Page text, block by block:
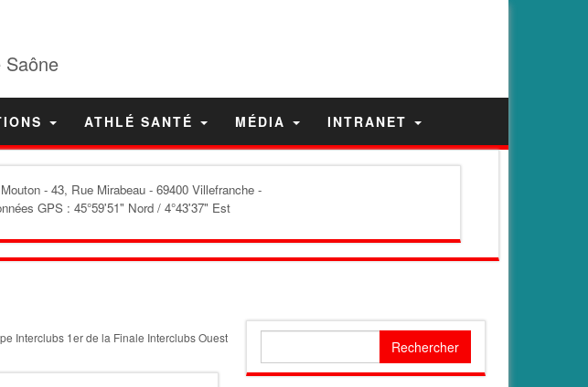
Saône
ATHLÉ SANTÉ MÉDIA INTRANET
- 43, Rue Mirabeau - 69400 Villefranche -
GPS : 45°59'51" Nord / 4°43'37" Est
Interclubs 1er de la Finale Interclubs Ouest